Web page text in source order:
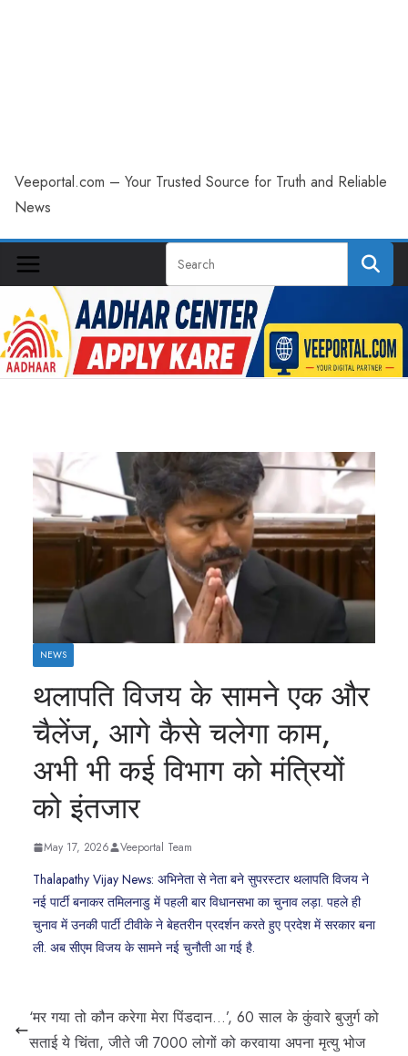
Veeportal.com – Your Trusted Source for Truth and Reliable
News
NEWS
थलापति विजय के सामने एक और
चैलेंज, आगे कैसे चलेगा काम,
अभी भी कई विभाग को मंत्रियों
को इंतजार
May 17, 2026 Veeportal Team
Thalapathy Vijay News: अभिनेता से नेता बने सुपरस्‍टार थलापति विजय ने
नई पार्टी बनाकर तमिलनाडु में पहली बार विधानसभा का चुनाव लड़ा. पहले ही
चुनाव में उनकी पार्टी टीवीके ने बेहतरीन प्रदर्शन करते हुए प्रदेश में सरकार बना
ली. अब सीएम विजय के सामने नई चुनौती आ गई है.
‘मर गया तो कौन करेगा मेरा पिंडदान…’, 60 साल के कुंवारे बुजुर्ग को
सताई ये चिंता, जीते जी 7000 लोगों को करवाया अपना मृत्यु भोज